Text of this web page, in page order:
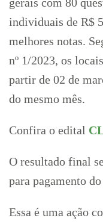
individuais de R$
melhores notas.
nº 1/2023, os
partir de 02 de
do mesmo mês.
Confira o edital
O resultado final
para pagamento
Essa é uma ação